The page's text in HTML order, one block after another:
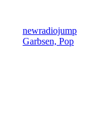
newradiojump
Garbsen, Pop